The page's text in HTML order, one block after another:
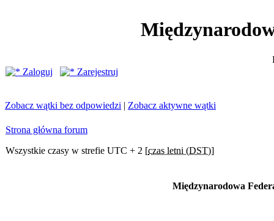
Zaloguj
Zarejestruj
Zobacz wątki bez odpowiedzi | Zobacz aktywne wątki
Strona główna forum
Wszystkie czasy w strefie UTC + 2 [czas letni (DST)]
Międzynarodowa